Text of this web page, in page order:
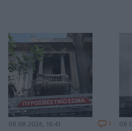
08.08.2026, 10:41 1